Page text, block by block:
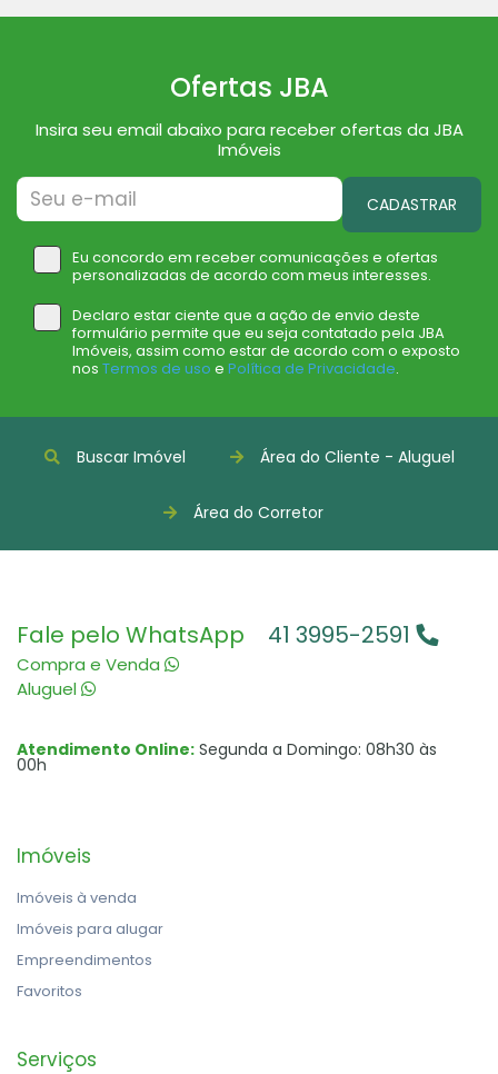
Ofertas JBA
Insira seu email abaixo para receber ofertas da JBA
Imóveis
CADASTRAR
Eu concordo em receber comunicações e ofertas
personalizadas de acordo com meus interesses.
Declaro estar ciente que a ação de envio deste
formulário permite que eu seja contatado pela JBA
Imóveis, assim como estar de acordo com o exposto
nos Termos de uso e Política de Privacidade.
Buscar Imóvel Área do Cliente - Aluguel
Área do Corretor
Fale pelo WhatsApp
Compra e Venda
Aluguel
41 3995-2591
Atendimento Online: Segunda a Domingo: 08h30 às
00h
Imóveis
Imóveis à venda
Imóveis para alugar
Empreendimentos
Favoritos
Serviços